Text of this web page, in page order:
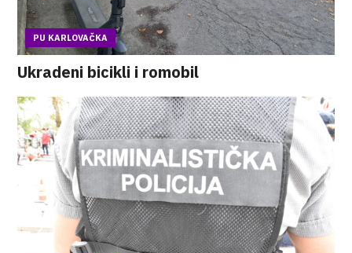
PU KARLOVAČKA
Ukradeni bicikli i romobil